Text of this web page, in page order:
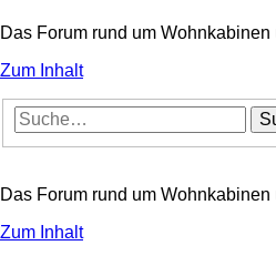
Das Forum rund um
Zum Inhalt
Das Forum rund um
Zum Inhalt